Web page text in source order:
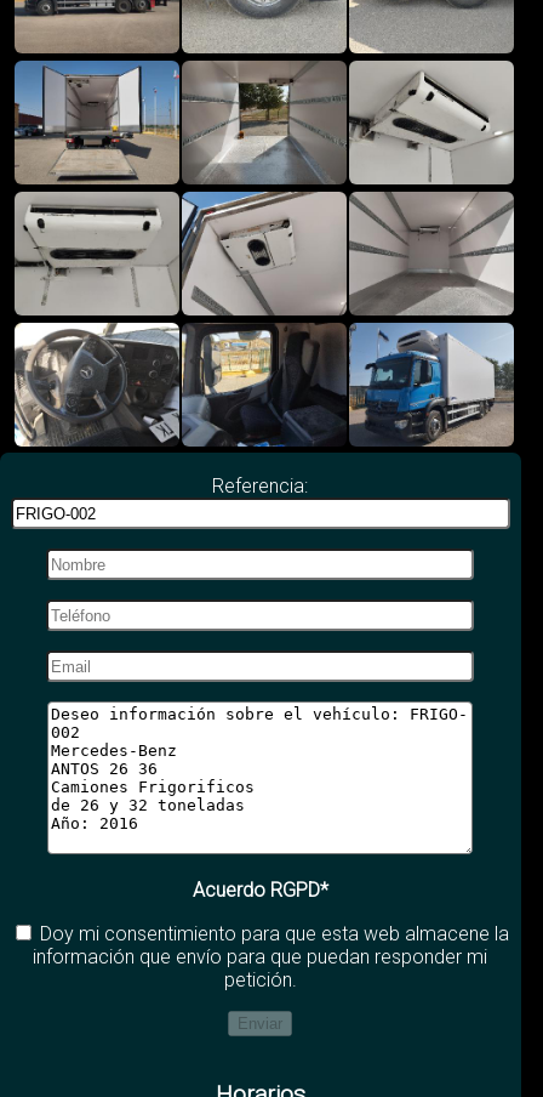
Referencia:
Acuerdo RGPD*
Doy mi consentimiento para que esta web almacene la
información que envío para que puedan responder mi
petición.